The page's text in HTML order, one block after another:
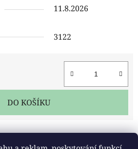
11.8.2026
3122
DO KOŠÍKU